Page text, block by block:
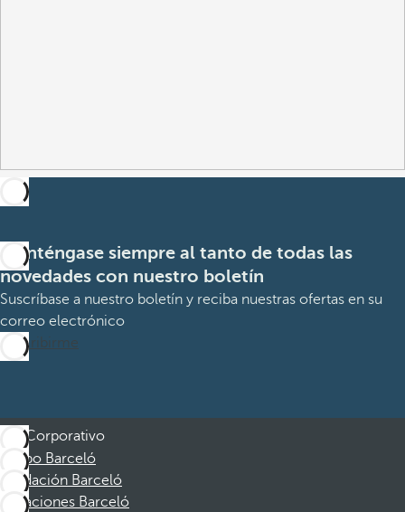
Manténgase siempre al tanto de todas las
novedades con nuestro boletín
Suscríbase a nuestro boletín y reciba nuestras ofertas en su
correo electrónico
Suscribirme
Corporativo
Grupo Barceló
Fundación Barceló
Vacaciones Barceló